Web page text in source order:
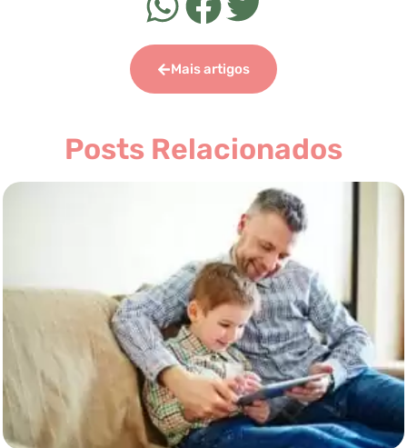
Mais artigos
Posts Relacionados